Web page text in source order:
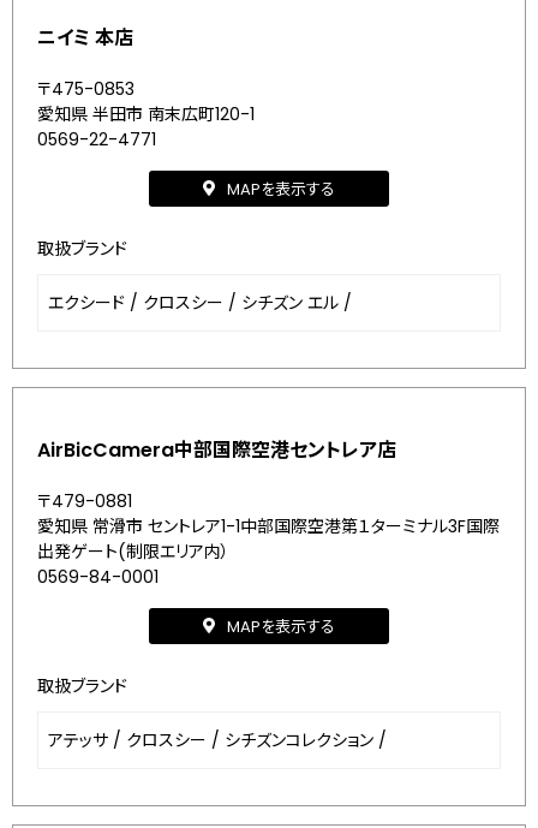
ニイミ 本店
〒475-0853
愛知県 半田市 南末広町120-1
0569-22-4771
MAPを表示する
取扱ブランド
エクシード / クロスシー / シチズン エル /
AirBicCamera中部国際空港セントレア店
〒479-0881
愛知県 常滑市 セントレア1-1中部国際空港第１ターミナル3F国際
出発ゲート(制限エリア内）
0569-84-0001
MAPを表示する
取扱ブランド
アテッサ / クロスシー / シチズンコレクション /